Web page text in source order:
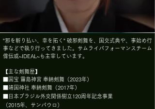
”邪を斬り払い、幸を拓く” 破邪剣舞を、国交式典や、事始め行
事などで執り行ってきました。サムライパフォーマンスチーム
偉伝或~IDEAL~も主宰しています。
【主な剣舞歴】
■国宝 霧島神宮 奉納剣舞（2023年）
■靖国神社 奉納剣舞（2017年）
■日本ブラジル外交関係樹立120周年記念事業
（2015年、サンパウロ）